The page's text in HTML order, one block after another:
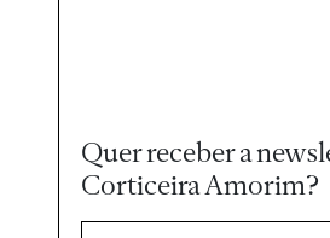
Quer receber a
Corticeira Amorim?